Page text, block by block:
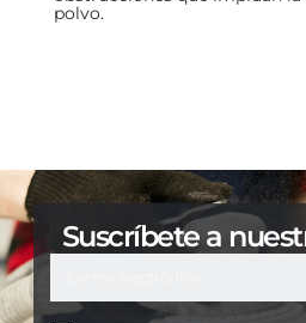
polvo.
Suscríbete a